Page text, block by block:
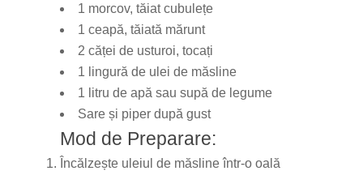
1 morcov, tăiat cubulețe
1 ceapă, tăiată mărunt
2 căței de usturoi, tocați
1 lingură de ulei de măsline
1 litru de apă sau supă de legume
Sare și piper după gust
Mod de Preparare:
Încălzește uleiul de măsline într-o oală